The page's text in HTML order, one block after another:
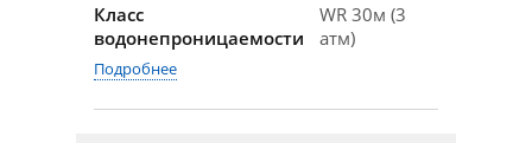
Класс
водонепроницаемости
WR 30м (3
атм)
Подробнее